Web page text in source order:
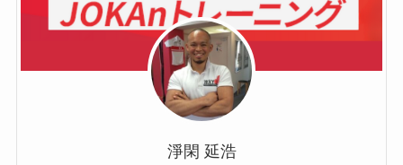
淨閑 延浩